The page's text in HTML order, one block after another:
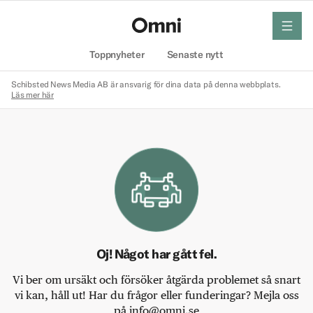
Toppnyheter Senaste nytt
meny
Schibsted News Media AB är ansvarig för dina data på denna webbplats.
Läs mer här
Oj! Något har gått fel.
Vi ber om ursäkt och försöker åtgärda problemet så snart
vi kan, håll ut! Har du frågor eller funderingar? Mejla oss